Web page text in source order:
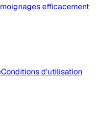
efficacement
Conditions d'utilisation